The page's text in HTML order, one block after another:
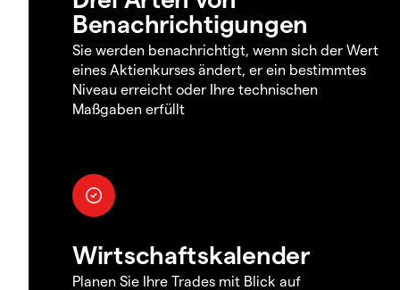
Benachrichtigungen
Sie werden benachrichtigt, wenn sich der Wert
eines Aktienkurses ändert, er ein bestimmtes
Niveau erreicht oder Ihre technischen
Maßgaben erfüllt
Wirtschaftskalender
Planen Sie Ihre Trades mit Blick auf